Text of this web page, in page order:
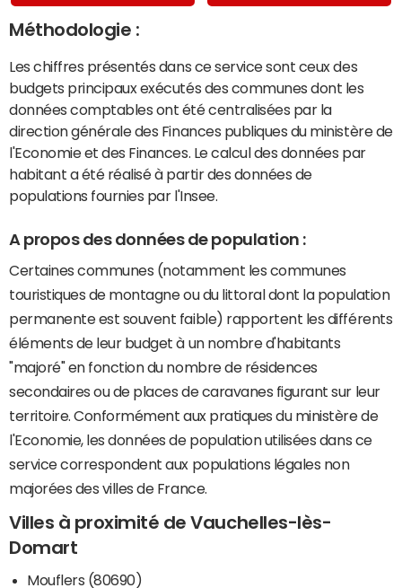
Méthodologie :
Les chiffres présentés dans ce service sont ceux des
budgets principaux exécutés des communes dont les
données comptables ont été centralisées par la
direction générale des Finances publiques du ministère de
l'Economie et des Finances. Le calcul des données par
habitant a été réalisé à partir des données de
populations fournies par l'Insee.
A propos des données de population :
Certaines communes (notamment les communes
touristiques de montagne ou du littoral dont la population
permanente est souvent faible) rapportent les différents
éléments de leur budget à un nombre d'habitants
"majoré" en fonction du nombre de résidences
secondaires ou de places de caravanes figurant sur leur
territoire. Conformément aux pratiques du ministère de
l'Economie, les données de population utilisées dans ce
service correspondent aux populations légales non
majorées des villes de France.
Villes à proximité de Vauchelles-lès-
Domart
Mouflers (80690)